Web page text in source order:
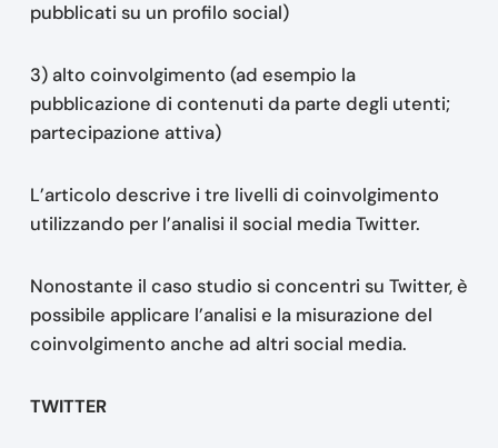
pubblicati su un profilo social)
3) alto coinvolgimento (ad esempio la
pubblicazione di contenuti da parte degli utenti;
partecipazione attiva)
L’articolo descrive i tre livelli di coinvolgimento
utilizzando per l’analisi il social media Twitter.
Nonostante il caso studio si concentri su Twitter, è
possibile applicare l’analisi e la misurazione del
coinvolgimento anche ad altri social media.
TWITTER